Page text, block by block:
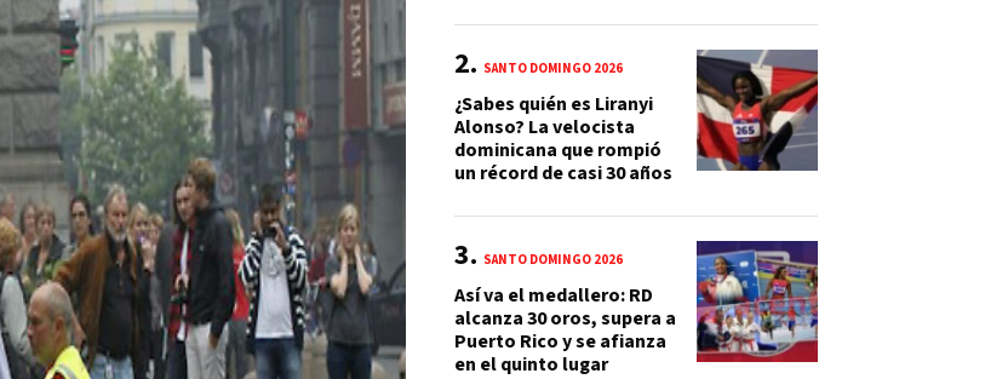
SANTO DOMINGO 2026
¿Sabes quién es Liranyi
Alonso? La velocista
dominicana que rompió
un récord de casi 30 años
SANTO DOMINGO 2026
Así va el medallero: RD
alcanza 30 oros, supera a
Puerto Rico y se afianza
en el quinto lugar